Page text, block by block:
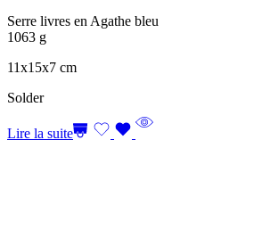
Serre livres en Agathe bleu
1063 g
11x15x7 cm
Solder
Lire la suite